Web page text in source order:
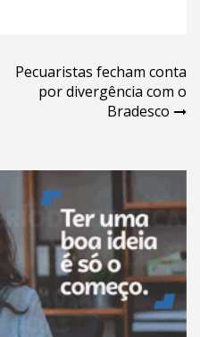
Pecuaristas fecham conta
por divergência com o
Bradesco